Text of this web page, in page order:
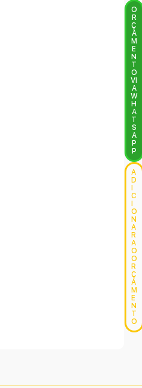
O
R
Ç
A
M
E
N
T
O
VI
A
W
H
A
T
S
A
P
P
A
D
C
O
N
A
R
A
O
O
R
Ç
A
M
E
N
T
O